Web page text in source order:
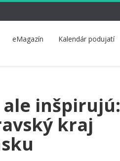
eMagazín Kalendár podujatí
inšpirujú:
kraj